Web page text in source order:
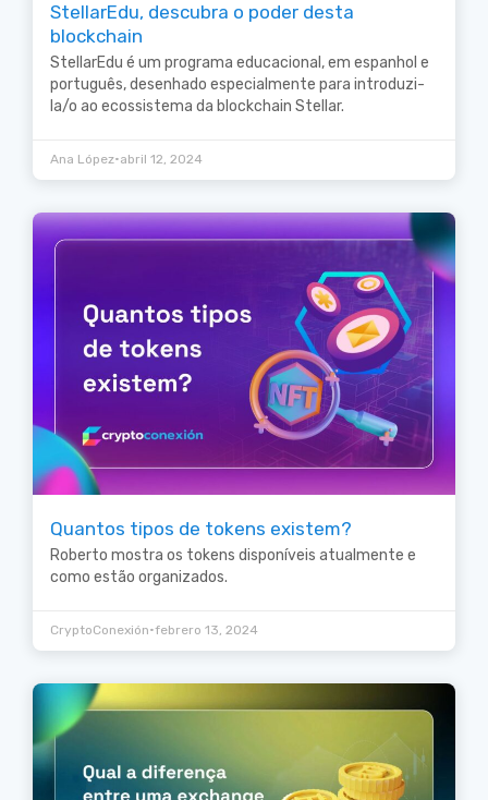
StellarEdu, descubra o poder desta
blockchain
StellarEdu é um programa educacional, em espanhol e
português, desenhado especialmente para introduzi-
la/o ao ecossistema da blockchain Stellar.
Ana López•abril 12, 2024
Quantos tipos de tokens existem?
Roberto mostra os tokens disponíveis atualmente e
como estão organizados.
CryptoConexión•febrero 13, 2024